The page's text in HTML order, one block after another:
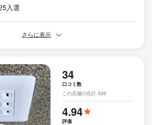
入選
さらに表示
34
口コミ数
この店舗の合計 326
4.94
評価